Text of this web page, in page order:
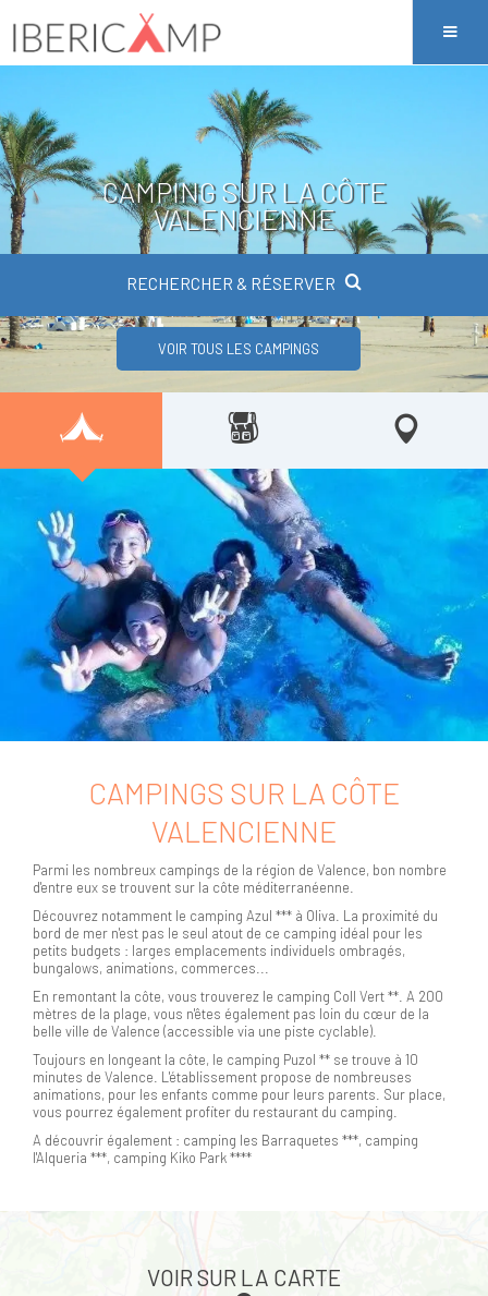
CAMPING SUR LA CÔTE
VALENCIENNE
RECHERCHER & RÉSERVER
VOIR TOUS LES CAMPINGS
CAMPINGS SUR LA CÔTE
VALENCIENNE
Parmi les nombreux campings de la région de Valence, bon nombre
d'entre eux se trouvent sur la côte méditerranéenne.
Découvrez notamment le camping Azul *** à Oliva. La proximité du
bord de mer n'est pas le seul atout de ce camping idéal pour les
petits budgets : larges emplacements individuels ombragés,
bungalows, animations, commerces...
En remontant la côte, vous trouverez le camping Coll Vert **. A 200
mètres de la plage, vous n'êtes également pas loin du cœur de la
belle ville de Valence (accessible via une piste cyclable).
Toujours en longeant la côte, le camping Puzol ** se trouve à 10
minutes de Valence. L'établissement propose de nombreuses
animations, pour les enfants comme pour leurs parents. Sur place,
vous pourrez également profiter du restaurant du camping.
A découvrir également : camping les Barraquetes ***, camping
l'Alqueria ***, camping Kiko Park ****
VOIR SUR LA CARTE